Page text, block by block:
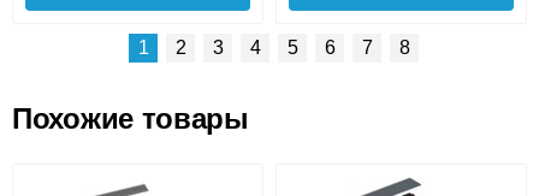
Конвектор ITT.080.200.1300 Конвектор ITT.080.200.1000
1 2 3 4 5 6 7 8
Похожие товары